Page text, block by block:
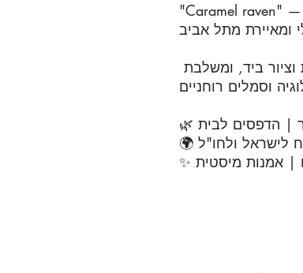
"Caramel raven" — עבודת אמנות מקורית מאת איילה טל, אמנית
ומאיירת מתל אביב.
וסמלים רוחניים.
🌿 אמנות מקורית | קולאז' דיגיטלי | איור | הדפסים לבית
🌍 משלוח לישראל ולחו"ל
| אמנות מיסטית